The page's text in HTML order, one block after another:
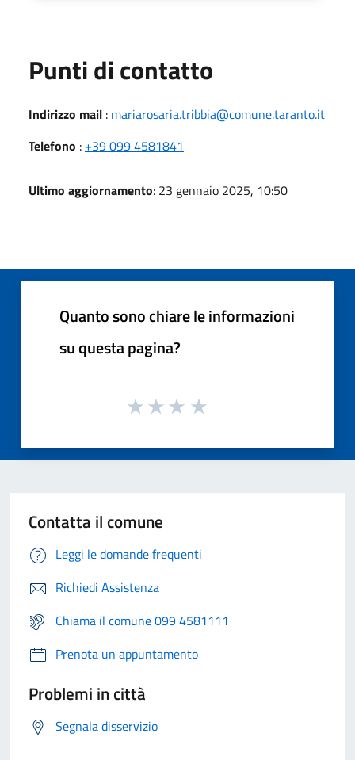
Punti di contatto
Indirizzo mail : mariarosaria.tribbia@comune.taranto.it
Telefono : +39 099 4581841
Ultimo aggiornamento: 23 gennaio 2025, 10:50
Quanto sono chiare le informazioni
su questa pagina?
Contatta il comune
Leggi le domande frequenti
Richiedi Assistenza
Chiama il comune 099 4581111
Prenota un appuntamento
Problemi in città
Segnala disservizio